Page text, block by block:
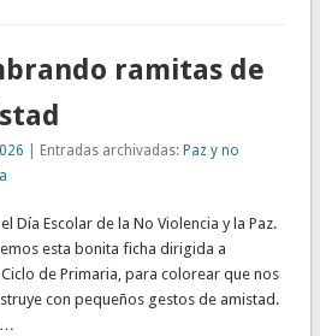
ramitas de
| Entradas archivadas: Paz y no
Día Escolar de la No Violencia y la Paz.
esta bonita ficha dirigida a
de Primaria, para colorear que nos
con pequeños gestos de amistad.
…